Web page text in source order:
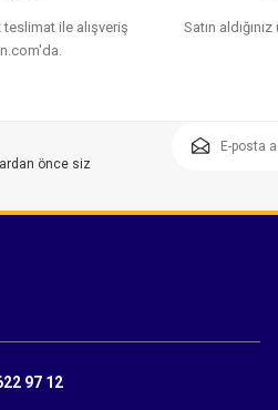
teslimat ile alışveriş
Satın
önce siz
97 12